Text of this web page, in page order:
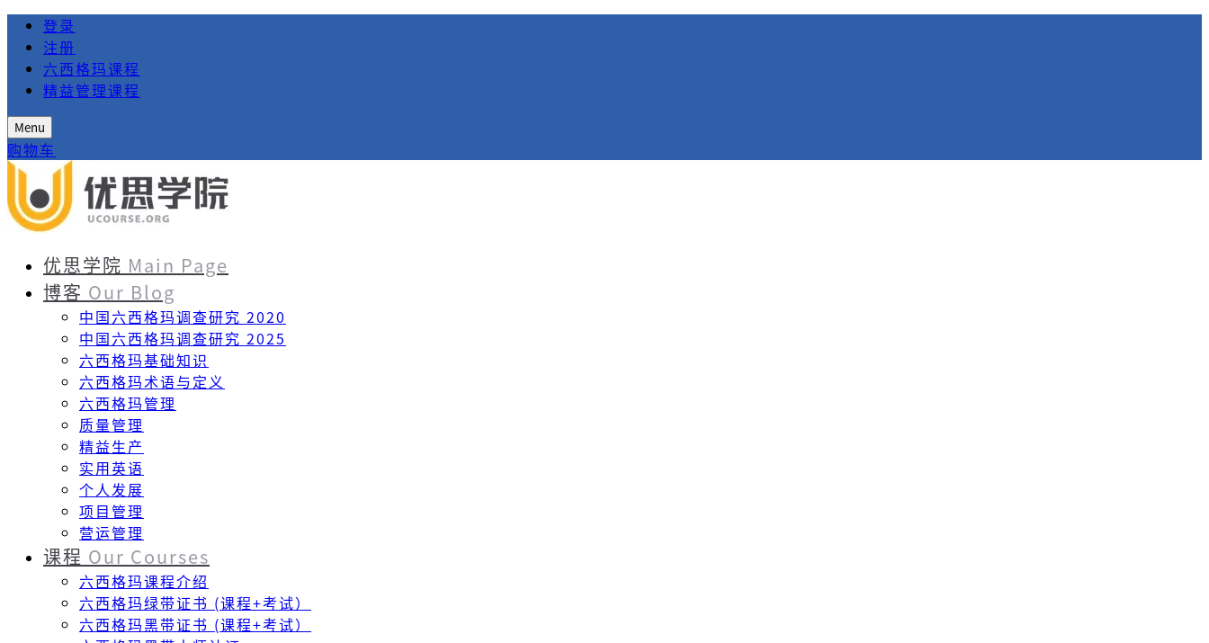
登录
注册
六西格玛课程
精益管理课程
Menu
购物车
优思学院 Main Page
博客 Our Blog
中国六西格玛调查研究 2020
中国六西格玛调查研究 2025
六西格玛基础知识
六西格玛术语与定义
六西格玛管理
质量管理
精益生产
实用英语
个人发展
项目管理
营运管理
课程 Our Courses
六西格玛课程介绍
六西格玛绿带证书 (课程+考试）
六西格玛黑带证书 (课程+考试）